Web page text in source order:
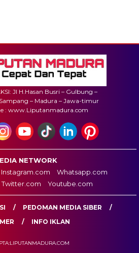
Jl H.Hasan Busri – Gulbung –
– Madura – Jawa-timur
: www.Liputanmadura.com
NETWORK
Instagram.com
Whatsapp.com
Twitter.com Youtube.com
PEDOMAN MEDIA SIBER
INFO IKLAN